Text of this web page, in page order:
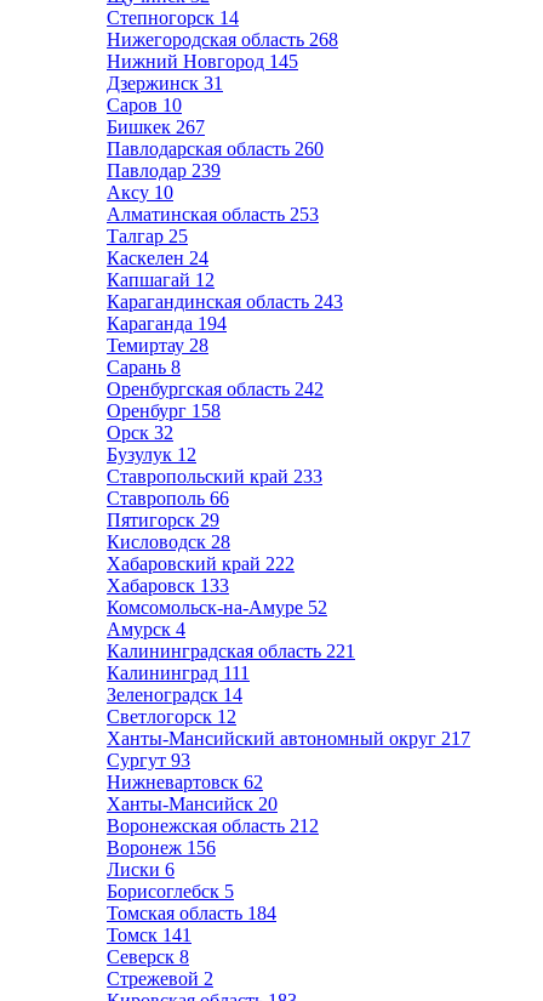
Степногорск 14
Нижегородская область 268
Нижний Новгород 145
Дзержинск 31
Саров 10
Бишкек 267
Павлодарская область 260
Павлодар 239
Аксу 10
Алматинская область 253
Талгар 25
Каскелен 24
Капшагай 12
Карагандинская область 243
Караганда 194
Темиртау 28
Сарань 8
Оренбургская область 242
Оренбург 158
Орск 32
Бузулук 12
Ставропольский край 233
Ставрополь 66
Пятигорск 29
Кисловодск 28
Хабаровский край 222
Хабаровск 133
Комсомольск-на-Амуре 52
Амурск 4
Калининградская область 221
Калининград 111
Зеленоградск 14
Светлогорск 12
Ханты-Мансийский автономный округ 217
Сургут 93
Нижневартовск 62
Ханты-Мансийск 20
Воронежская область 212
Воронеж 156
Лиски 6
Борисоглебск 5
Томская область 184
Томск 141
Северск 8
Стрежевой 2